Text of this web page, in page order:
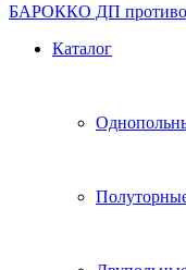
БАРОККО ДП
Каталог